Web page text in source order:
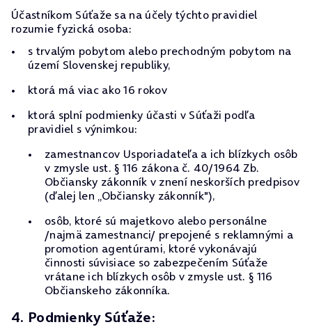
Účastníkom Súťaže sa na účely týchto pravidiel
rozumie fyzická osoba:
s trvalým pobytom alebo prechodným pobytom na
území Slovenskej republiky,
ktorá má viac ako 16 rokov
ktorá splní podmienky účasti v Súťaži podľa
pravidiel s výnimkou:
zamestnancov Usporiadateľa a ich blízkych osôb
v zmysle ust. § 116 zákona č. 40/1964 Zb.
Občiansky zákonník v znení neskorších predpisov
(ďalej len „Občiansky zákonník"),
osôb, ktoré sú majetkovo alebo personálne
/najmä zamestnanci/ prepojené s reklamnými a
promotion agentúrami, ktoré vykonávajú
činnosti súvisiace so zabezpečením Súťaže
vrátane ich blízkych osôb v zmysle ust. § 116
Občianskeho zákonníka.
4. Podmienky Súťaže: